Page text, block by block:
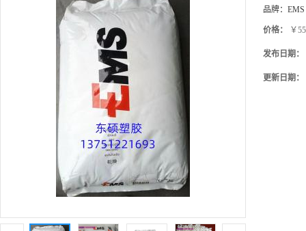
品牌： EMS
价格： ￥
发布日期：
更新日期：